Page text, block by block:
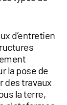
d’entretien
la pose de
des travaux
la terre,